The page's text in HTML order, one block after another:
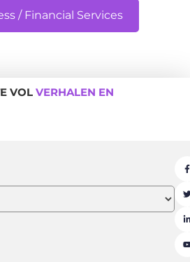
/ Financial Services
VOL VERHALEN EN